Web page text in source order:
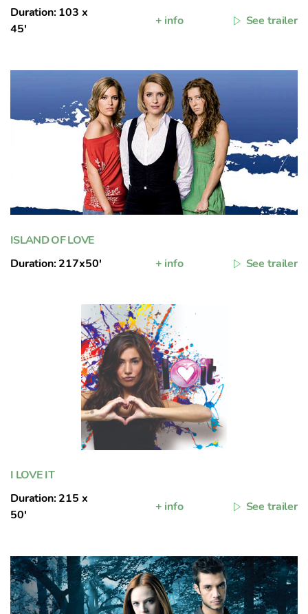
Duration: 103 x
45'
+ info See trailer
ISLAND OF LOVE
Duration: 217x50'
+ info See trailer
I LOVE IT
Duration: 215 x
50'
+ info See trailer